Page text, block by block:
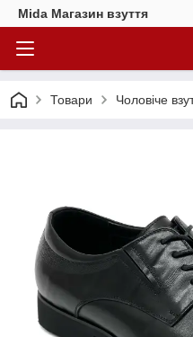
Mida Магазин взуття
Товари Чоловіче